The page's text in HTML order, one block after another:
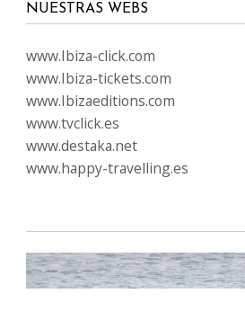
NUESTRAS WEBS
www.Ibiza-click.com
www.Ibiza-tickets.com
www.Ibizaeditions.com
www.tvclick.es
www.destaka.net
www.happy-travelling.es